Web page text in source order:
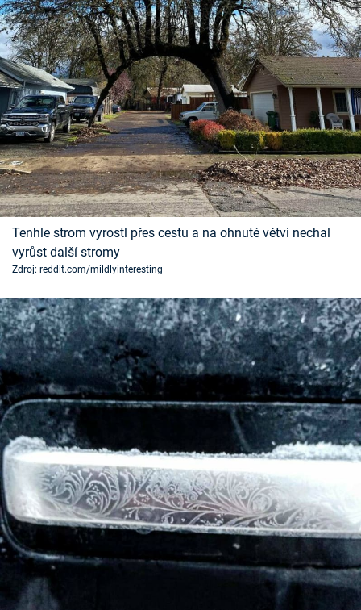
Časopis
Sledujte prima+
Přihlášení
Sledujte nás
Tenhle strom vyrostl přes cestu a na ohnuté větvi nechal
vyrůst další stromy
Zdroj: reddit.com/mildlyinteresting